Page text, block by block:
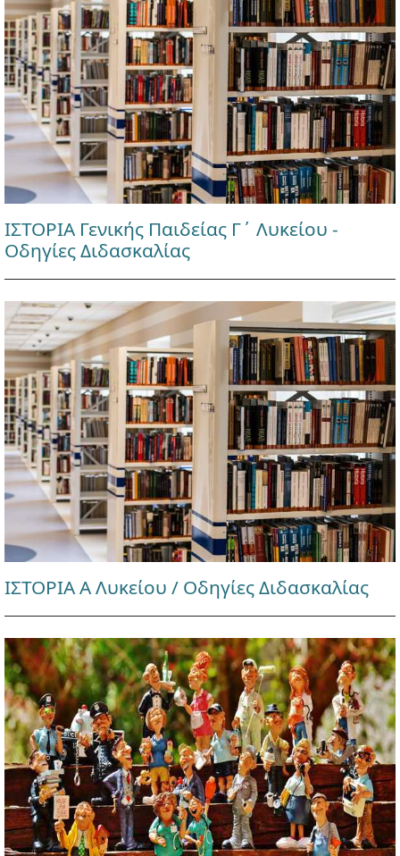
ΙΣΤΟΡΙΑ Γενικής Παιδείας Γ΄ Λυκείου -
Οδηγίες Διδασκαλίας
ΙΣΤΟΡΙΑ Α Λυκείου / Οδηγίες Διδασκαλίας